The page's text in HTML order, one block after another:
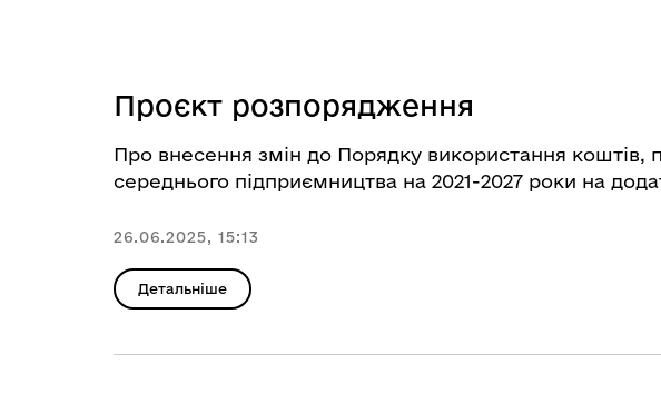
Проєкт розпорядження
Про внесення змін до Порядку використання
середнього підприємництва на 2021-2027 роки на
26.06.2025, 15:13
Детальніше